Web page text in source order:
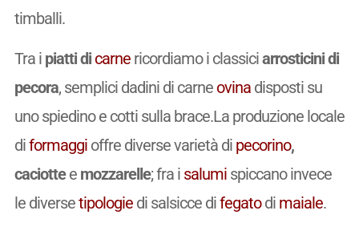
timballi.
Tra i piatti dicarnericordiamo i classiciarrosticini di
pecora, semplici dadini di carne ovinadisposti su
uno spiedino e cotti sulla brace.La produzione locale
diformaggioffre diverse varietà di pecorino,
caciottee mozzarelle; fra i salumispiccano invece
le diversetipologiedi salsicce difegatodi maiale.